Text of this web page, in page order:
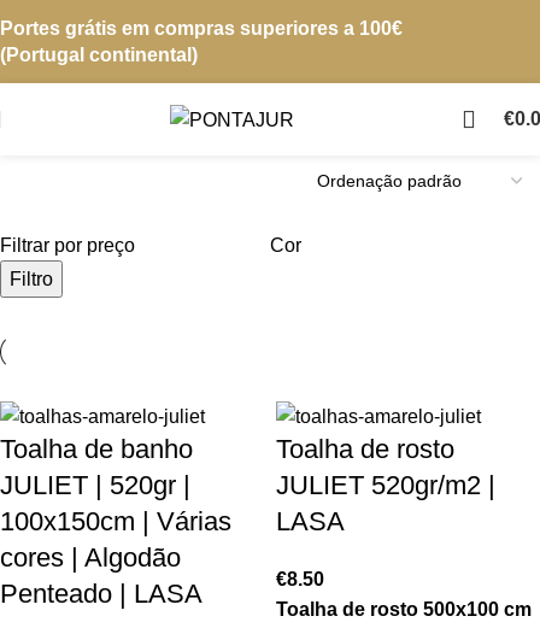
Portes grátis em compras superiores a 100€
(Portugal continental)
€
Filtrar por preço
Cor
Filtro
Toalha de banho
JULIET | 520gr |
100x150cm | Várias
cores | Algodão
Penteado | LASA
Toalha de rosto
JULIET 520gr/m2 |
LASA
€8.50
Toalha de rosto 500x100 cm